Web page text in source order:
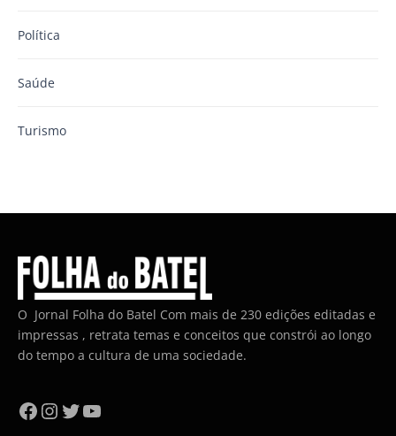
Política
Saúde
Turismo
O Jornal Folha do Batel Com mais de 230 edições editadas e
impressas , retrata temas e conceitos que constrói ao longo
do tempo a cultura de uma sociedade.
Facebook
Instagram
Twitter
YouTube